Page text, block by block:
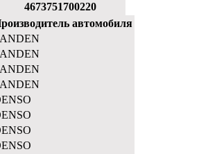
4673751700220
автомобиля